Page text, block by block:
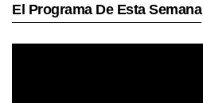
El Programa De Esta Semana